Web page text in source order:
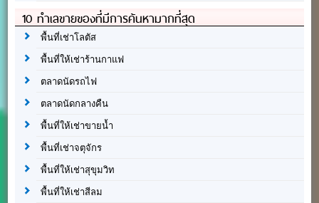
10 ทำเลขายของที่มีการค้นหามากที่สุด
พื้นที่เช่าโลตัส
พื้นที่ให้เช่าร้านกาแฟ
ตลาดนัดรถไฟ
ตลาดนัดกลางคืน
พื้นที่ให้เช่าขายน้ำ
พื้นที่เช่าจตุจักร
พื้นที่ให้เช่าสุขุมวิท
พื้นที่ให้เช่าสีลม